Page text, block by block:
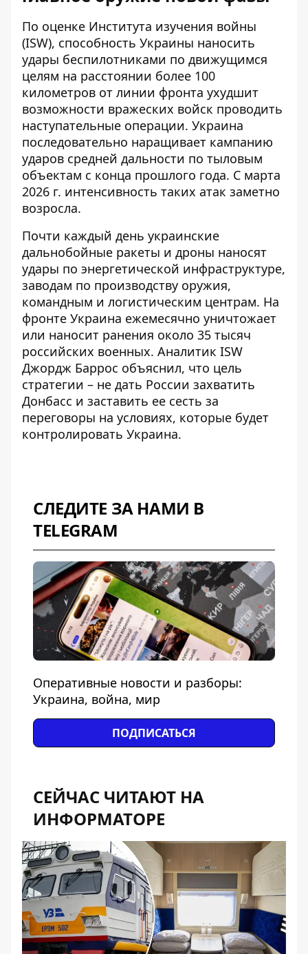
По оценке Института изучения войны
(ISW), способность Украины наносить
удары беспилотниками по движущимся
целям на расстоянии более 100
километров от линии фронта ухудшит
возможности вражеских войск проводить
наступательные операции. Украина
последовательно наращивает кампанию
ударов средней дальности по тыловым
объектам с конца прошлого года. С марта
2026 г. интенсивность таких атак заметно
возросла.
Почти каждый день украинские
дальнобойные ракеты и дроны наносят
удары по энергетической инфраструктуре,
заводам по производству оружия,
командным и логистическим центрам. На
фронте Украина ежемесячно уничтожает
или наносит ранения около 35 тысяч
российских военных. Аналитик ISW
Джордж Баррос объяснил, что цель
стратегии – не дать России захватить
Донбасс и заставить ее сесть за
переговоры на условиях, которые будет
контролировать Украина.
СЛЕДИТЕ ЗА НАМИ В
TELEGRAM
Оперативные новости и разборы:
Украина, война, мир
ПОДПИСАТЬСЯ
СЕЙЧАС ЧИТАЮТ НА
ИНФОРМАТОРЕ